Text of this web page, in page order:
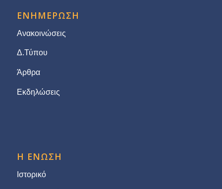
ΕΝΗΜΕΡΩΣΗ
Ανακοινώσεις
Δ.Τύπου
Άρθρα
Εκδηλώσεις
Η ΕΝΩΣΗ
Ιστορικό